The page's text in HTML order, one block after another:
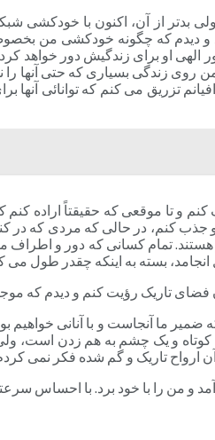
از آن، اکنون با خودکشی
دیدم که چگونه خودکشی من
او برای زندگیش دور خواهد
زندگی بسیاری که حتی آنها
تزریق می کنم که توانائی
و تا موقعی که حقیقتاً اراده کنم
جذب کنم، در حالی که مردی که در
تمام کسانی که دور و اطراف
بسته به اینکه چقدر طول می
فضای تاریک رؤیت کنم و دیدم که
ما آنجاست و با آنانی
کوتاه و یک چشم به هم زدن
آن ارواح تاریک و گم شده فکر نمی
و من را با خود برد. با احساس